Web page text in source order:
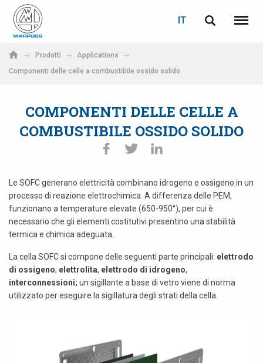
S.p.A.
IT
Menu
Prodotti
Applications
Componenti delle celle a combustibile ossido solido
COMPONENTI DELLE CELLE A
COMBUSTIBILE OSSIDO SOLIDO
Le SOFC generano elettricità combinano idrogeno e ossigeno in un
processo di reazione elettrochimica. A differenza delle PEM,
funzionano a temperature elevate (650-950°), per cui è
necessario che gli elementi costitutivi presentino una stabilità
termica e chimica adeguata.
La cella SOFC si compone delle seguenti parte principali: elettrodo
di ossigeno, elettrolita, elettrodo di idrogeno,
interconnessioni; un sigillante a base di vetro viene di norma
utilizzato per eseguire la sigillatura degli strati della cella.
Deutsch
Français
Español
中文 (Chinese)
한국어 (Korean)
LOGIN
E-mail
Se non sei ancora registrato, fallo ora: è gratis! Clicca qui!